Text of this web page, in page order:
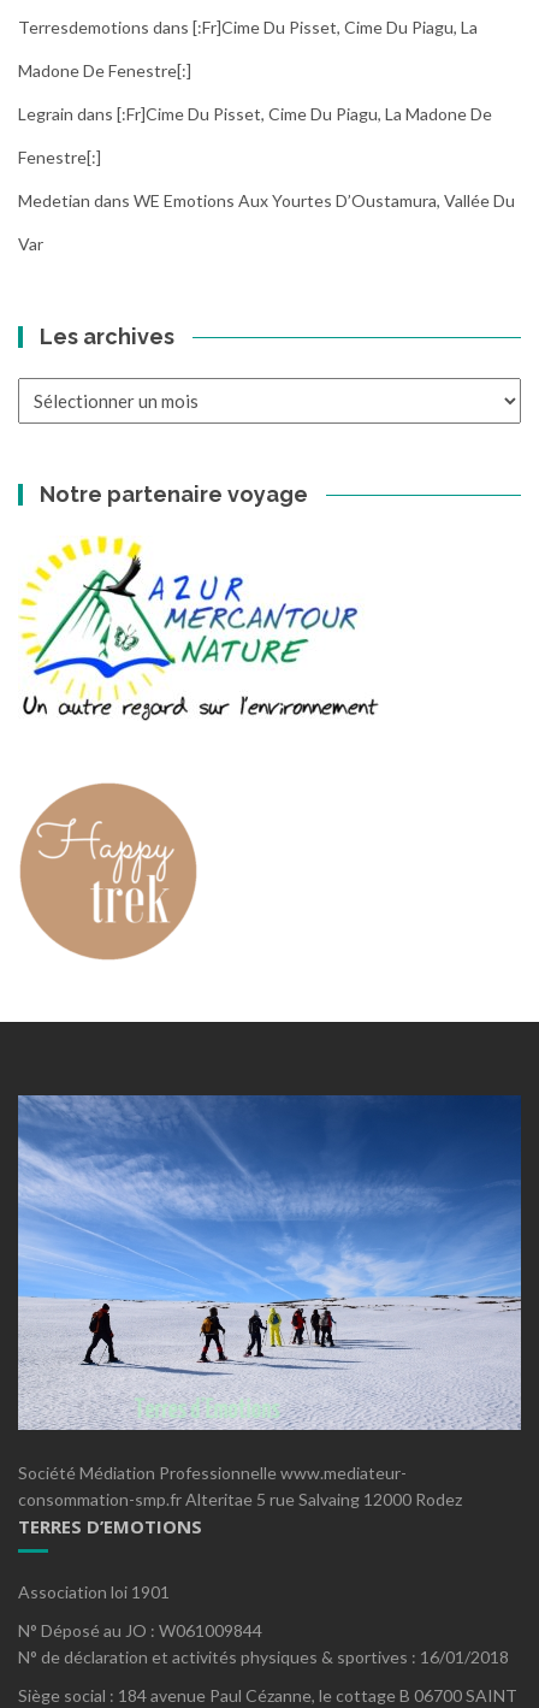
Terresdemotions dans [:fr]Cime Du Pisset, Cime Du Piagu, La
Madone De Fenestre[:]
Legrain dans [:fr]Cime Du Pisset, Cime Du Piagu, La Madone De
Fenestre[:]
Medetian dans WE Emotions Aux Yourtes D’Oustamura, Vallée Du
Var
Les archives
Notre partenaire voyage
Société Médiation Professionnelle www.mediateur-
consommation-smp.fr Alteritae 5 rue Salvaing 12000 Rodez
TERRES D’EMOTIONS
Association loi 1901
N° Déposé au JO : W061009844
N° de déclaration et activités physiques & sportives : 16/01/2018
Siège social : 184 avenue Paul Cézanne, le cottage B 06700 SAINT